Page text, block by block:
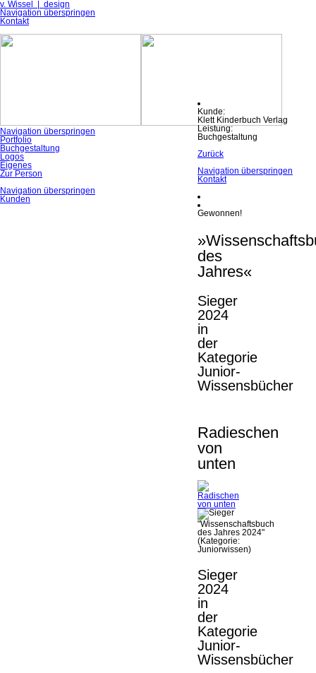
v. Wissel | design
Navigation überspringen
Kontakt
Navigation überspringen
Portfolio
Buchgestaltung
Logos
Eigenes
Zur Person
Navigation überspringen
Kunden
Kunde:
Klett Kinderbuch Verlag
Leistung:
Buchgestaltung
Zurück
Navigation überspringen
Kontakt
Gewonnen!
des
Jahres«
Sieger
2024
in
der
Kategorie
Junior-
Wissensbücher
Radieschen
von
unten
Sieger
2024
in
der
Kategorie
Junior-
Wissensbücher